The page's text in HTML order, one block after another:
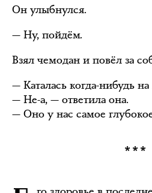
Он улыбнулся.
— Ну, пойдём.
Взял чемодан и повёл за
— Каталась когда-нибудь на
— Не-а, — ответила она.
— Оно у нас самое
***